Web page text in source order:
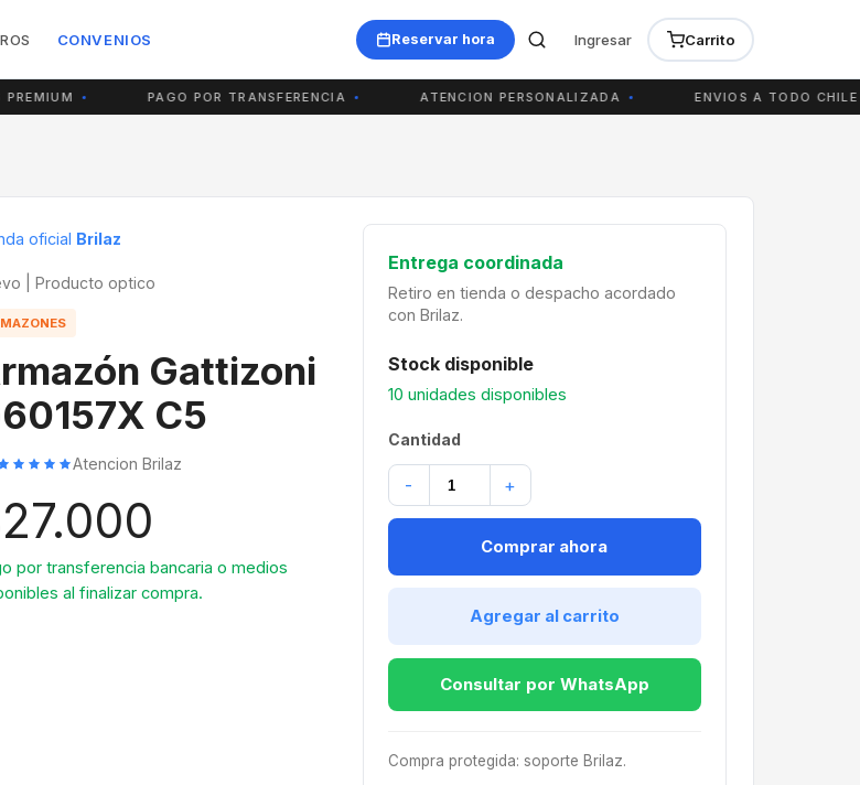
PAGO POR TRANSFERENCIA ATENCION PERSONALIZADA ENVIOS A TODO CHILE
CONVENIOS Reservar hora Ingresar Carrito
oficial Brilaz
| Producto optico
Gattizoni
C5
Atencion Brilaz
por transferencia bancaria o medios
al finalizar compra.
Entrega coordinada
Retiro en tienda o despacho acordado
con Brilaz.
Stock disponible
10 unidades disponibles
Cantidad
- +
Comprar ahora
Agregar al carrito
Consultar por WhatsApp
Compra protegida: soporte Brilaz.